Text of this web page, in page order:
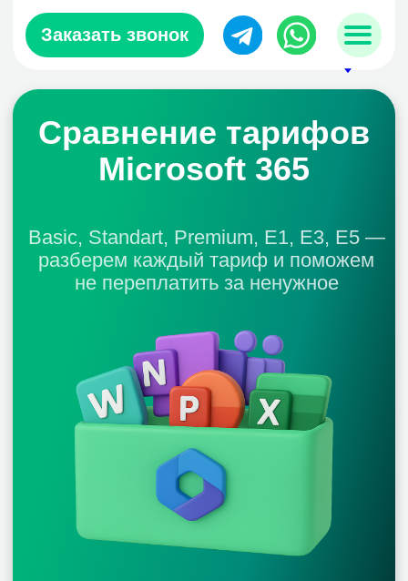
sales@zerobit.kz
Заказать звонок
Basic, Standart, Premium, E1, E3, E5 —
разберем каждый тариф и поможем
Сравнение тарифов
Microsoft 365
Запросить консультацию